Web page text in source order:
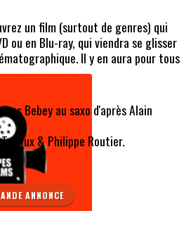
un film (surtout de genres) qui
ou en Blu-ray, qui viendra se glisser
Il y en aura pour tous
Bebey au saxo d'après Alain
& Philippe Routier.
ANNONCE